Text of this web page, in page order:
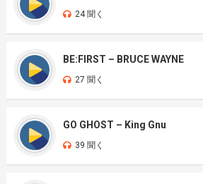
24 聞く
BE:FIRST – BRUCE WAYNE
27 聞く
GO GHOST – King Gnu
39 聞く